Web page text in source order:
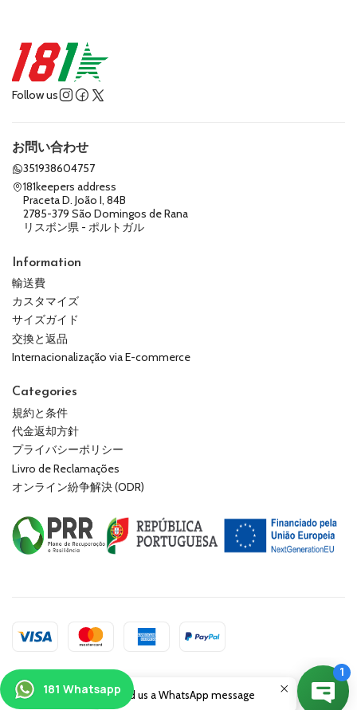
Follow us
お問い合わせ
351938604757
181keepers address
Praceta D. João I, 84B
2785-379 São Domingos de Rana
リスボン県 - ポルトガル
Information
輸送費
カスタマイズ
サイズガイド
交換と返品
Internacionalização via E-commerce
Categories
規約と条件
代金返却方針
プライバシーポリシー
Livro de Reclamações
オンライン紛争解決 (ODR)
2026 181keepers.
All Rights Reserved.
Powered by Jumpseller .
Send us a WhatsApp message